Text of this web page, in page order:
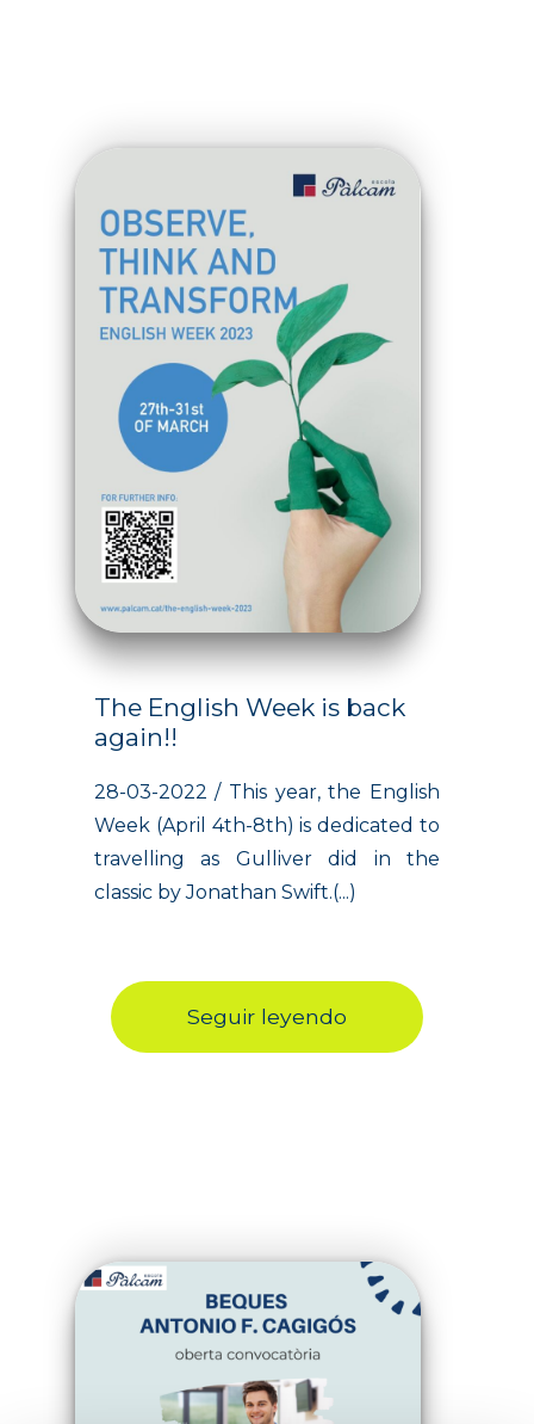
The English Week is back
again!!
28-03-2022 / This year, the English
Week (April 4th-8th) is dedicated to
travelling as Gulliver did in the
classic by Jonathan Swift.(...)
Seguir leyendo